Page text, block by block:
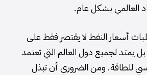
العالمي بشكل عام.
أسعار النفط لا يقتصر فقط على
يمتد لجميع دول العالم التي تعتمد
للطاقة. ومن الضروري أن تبذل